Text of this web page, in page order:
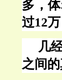
多，
过12
几
之间